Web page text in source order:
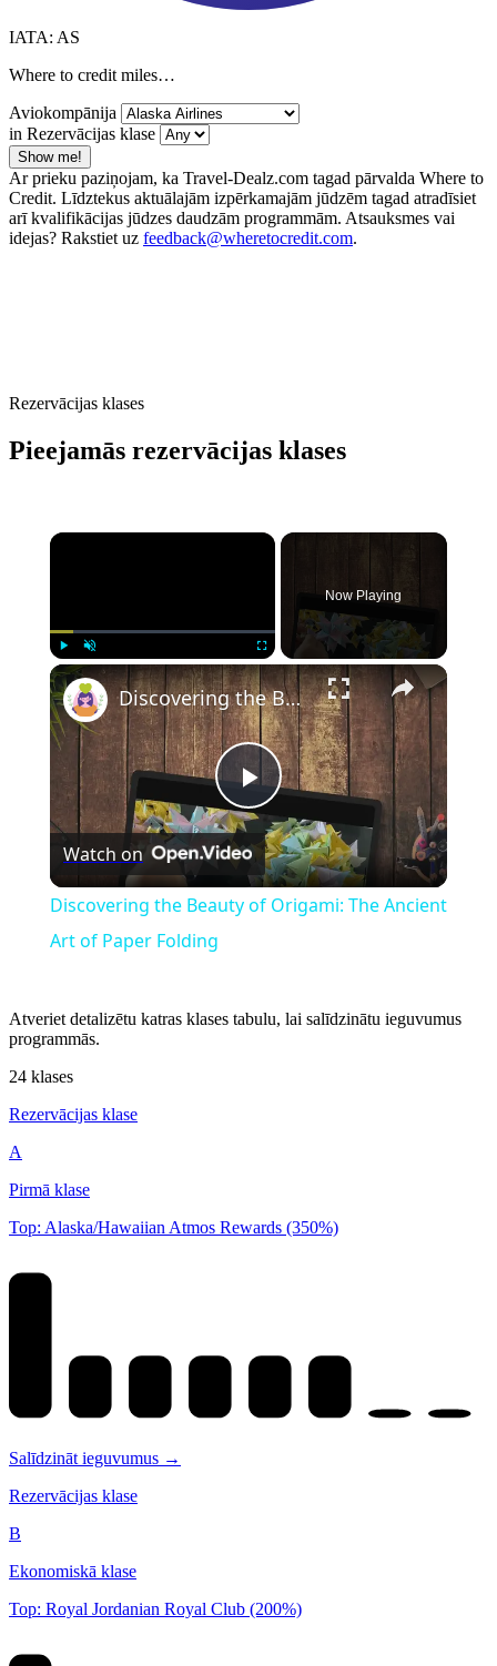
IATA: AS
Where to credit miles…
Aviokompānija
in Rezervācijas klase
Show me!
Ar prieku paziņojam, ka Travel-Dealz.com tagad pārvalda Where to
Credit. Līdztekus aktuālajām izpērkamajām jūdzēm tagad atradīsiet
arī kvalifikācijas jūdzes daudzām programmām. Atsauksmes vai
idejas? Rakstiet uz feedback@wheretocredit.com.
Rezervācijas klases
Pieejamās rezervācijas klases
Play Unmute Fullscreen
Now Playing
Play
Video
Discovering the Beauty of Origami: The Ancient Art of Paper Folding
Watch on
Discovering the Beauty of Origami: The Ancient
Art of Paper Folding
Atveriet detalizētu katras klases tabulu, lai salīdzinātu ieguvumus
programmās.
24 klases
Rezervācijas klase
A
Pirmā klase
Top: Alaska/Hawaiian Atmos Rewards (350%)
Salīdzināt ieguvumus →
Rezervācijas klase
B
Ekonomiskā klase
Top: Royal Jordanian Royal Club (200%)